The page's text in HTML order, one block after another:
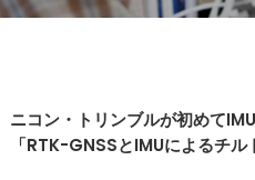
ニコン・トリンブルが初めて
「RTK-GNSSとIMUによるチル